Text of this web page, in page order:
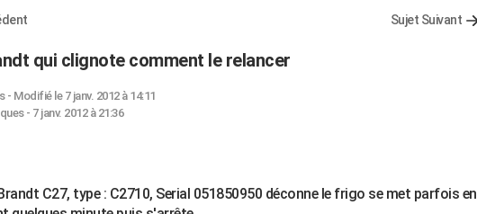
Sujet Suivant
qui clignote comment le relancer
- Modifié le 7 janv. 2012 à 14:11
- 7 janv. 2012 à 21:36
C27, type : C2710, Serial 051850950 déconne le frigo se met parfois en